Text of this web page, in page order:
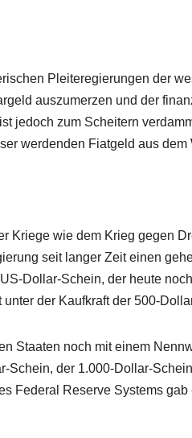
Pleiteregierungen der
auszumerzen und der
jedoch zum Scheitern
werdenden Fiatgeld aus dem
Kriege wie dem Krieg gegen
seit langer Zeit einen
Dollar-Schein, der heute
der Kaufkraft der 500-
Staaten noch mit einem
Schein, der 1.000-Dollar-
Federal Reserve Systems